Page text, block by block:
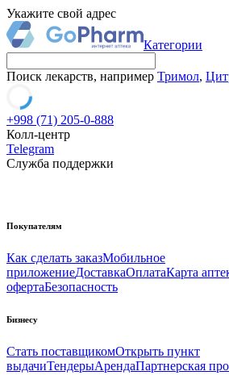
Укажите свой адрес
Категории
Поиск лекарств, например Тримол,
+998 (71) 205-0-888
Колл-центр
Telegram
Служба поддержки
Покупателям
Как сделать заказМобильное
приложениеДоставкаОплатаКарта
офертаБезопасность
Бизнесу
Стать поставщикомОткрыть пункт
выдачиТендерыАрендаПартнерская